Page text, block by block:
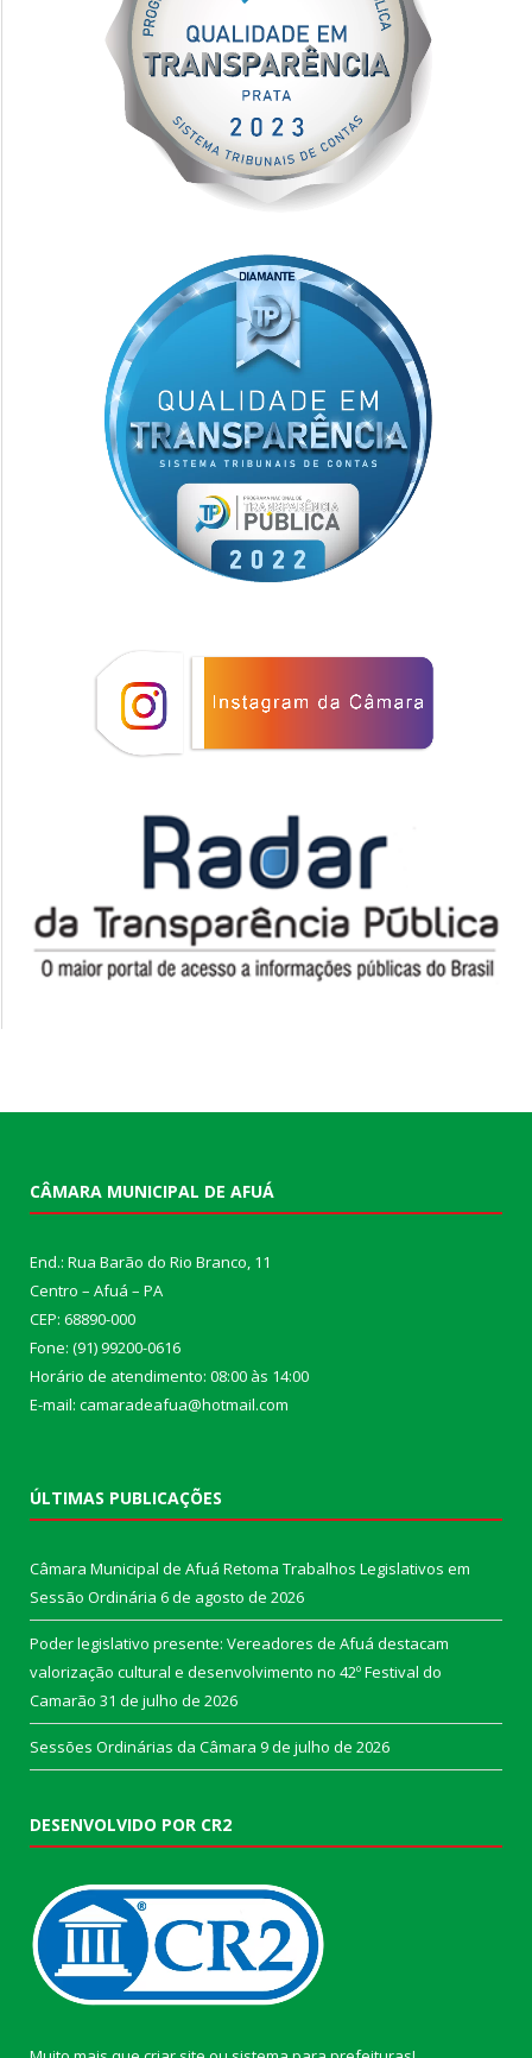
CÂMARA MUNICIPAL DE AFUÁ
End.: Rua Barão do Rio Branco, 11
Centro – Afuá – PA
CEP: 68890-000
Fone: (91) 99200-0616
Horário de atendimento: 08:00 às 14:00
E-mail: camaradeafua@hotmail.com
ÚLTIMAS PUBLICAÇÕES
Câmara Municipal de Afuá Retoma Trabalhos Legislativos em
Sessão Ordinária 6 de agosto de 2026
Poder legislativo presente: Vereadores de Afuá destacam
valorização cultural e desenvolvimento no 42º Festival do
Camarão 31 de julho de 2026
Sessões Ordinárias da Câmara 9 de julho de 2026
DESENVOLVIDO POR CR2